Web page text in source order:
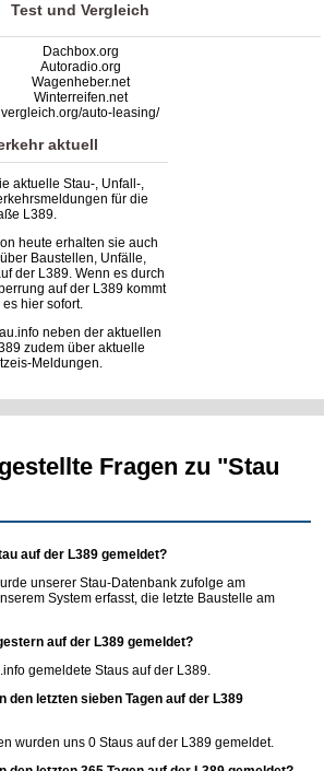
Test und Vergleich
Dachbox.org
Autoradio.org
Wagenheber.net
Winterreifen.net
vergleich.org/auto-leasing/
aktuell
aktuelle Stau-, Unfall-,
für die
L389.
heute erhalten sie auch
Baustellen, Unfälle,
der L389. Wenn es durch
auf der L389 kommt
hier sofort.
neben der aktuellen
zudem über aktuelle
Meldungen.
Fragen zu "Stau
auf der L389 gemeldet?
unserer Stau-Datenbank zufolge am
System erfasst, die letzte Baustelle am
auf der L389 gemeldet?
gemeldete Staus auf der L389.
den letzten sieben Tagen auf der L389
wurden uns 0 Staus auf der L389 gemeldet.